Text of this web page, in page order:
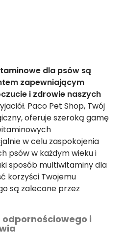
dla psów są
zapewniającym
i zdrowie naszych
Paco Pet Shop, Twój
oferuje szeroką gamę
w celu zaspokojenia
psów w każdym wieku i
sposób multiwitaminy dla
korzyści Twojemu
są zalecane przez
odpornościowego i